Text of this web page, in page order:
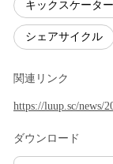
キックスケーター
シェアサイクル
関連リンク
https://luup.sc/news/
ダウンロード